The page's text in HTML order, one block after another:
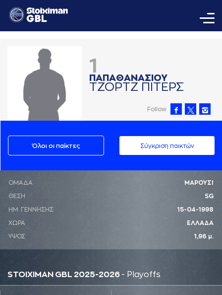
1
ΠAΠAΘAΝAΣΙΟΥ
ΤΖΟΡΤΖ ΠΙΤΕΡΣ
Follow
Όλοι οι παίκτες Σύγκριση παικτών
ΟΜΑΔΑ ΜΑΡΟΥΣΙ
ΘΕΣΗ SG
ΗΜ. ΓΕΝΝΗΣΗΣ 15-04-1998
ΧΩΡΑ ΕΛΛΑΔΑ
ΥΨΟΣ 1,96 μ.
STOIXIMAN GBL 2025-2026 - Playoffs